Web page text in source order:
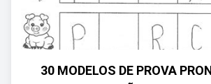
30 MODELOS DE PROVA